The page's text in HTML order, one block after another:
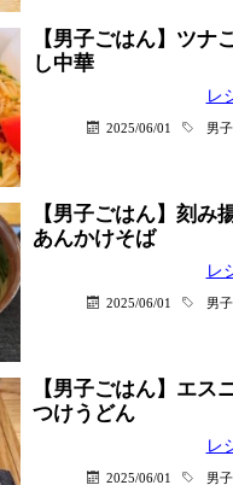
【男子ごはん】ツナ
し中華
レ
2025/06/01 男
【男子ごはん】刻み
あんかけそば
レ
2025/06/01 男
【男子ごはん】エス
つけうどん
レ
2025/06/01 男